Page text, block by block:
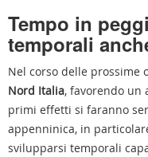
Tempo in
temporali
Nel corso delle prossime
Nord Italia, favorendo un
primi effetti si faranno
appenninica, in
svilupparsi temporali